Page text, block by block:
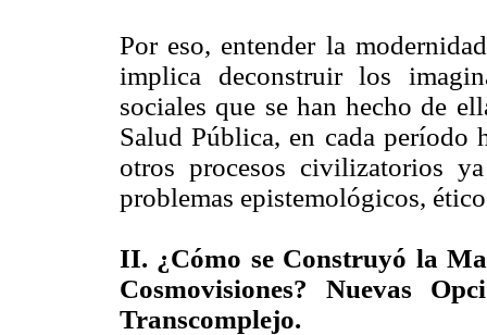
Por eso, entender la
implica deconstruir los
sociales que se han hecho de
Salud Pública, en cada
otros procesos civilizatorios
problemas epistemológicos,
II. ¿Cómo se Construyó la
Cosmovisiones? Nuevas
Transcomplejo.